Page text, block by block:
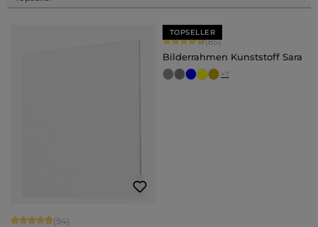
Durchschnittliche Bewertung von 4.94 von 5 Sternen
(94)
TOPSELLER
Durchschnittliche Bewertung von
(85)
Bilderrahmen Kunststoff Sara
+7